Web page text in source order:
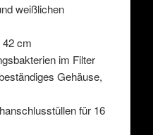
weißlichen
cm
im Filter
Gehäuse,
für 16